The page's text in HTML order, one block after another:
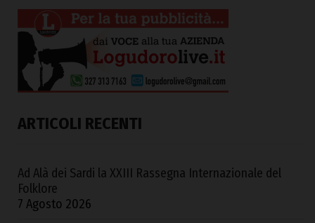
ARTICOLI RECENTI
Ad Alà dei Sardi la XXIII Rassegna Internazionale del
Folklore
7 Agosto 2026